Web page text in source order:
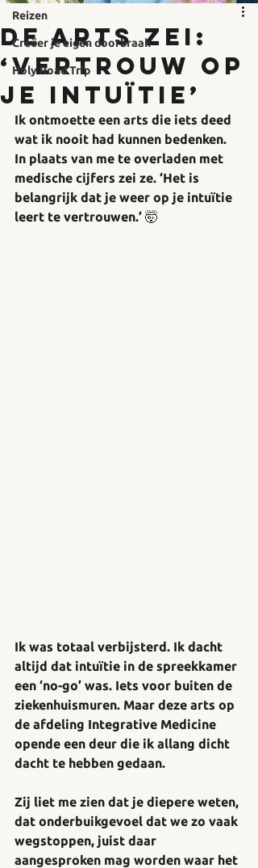
Reizen
Creëer je eigen doorbraak
Holy Road Trip
De arts zei:
‘Vertrouw op
je intuïtie’
Ik ontmoette een arts die iets deed
wat ik nooit had kunnen bedenken.
In plaats van me te overladen met
medische cijfers zei ze. ‘Het is
belangrijk dat je weer op je intuïtie
leert te vertrouwen.’ 🤯
Ik was totaal verbijsterd. Ik dacht
altijd dat intuïtie in de spreekkamer
een ‘no-go’ was. Iets voor buiten de
ziekenhuismuren. Maar deze arts op
de afdeling Integrative Medicine
opende een deur die ik allang dicht
dacht te hebben gedaan.
Zij liet me zien dat je diepere weten,
dat onderbuikgevoel dat we zo vaak
wegstoppen, juist daar
aangesproken mag worden waar het